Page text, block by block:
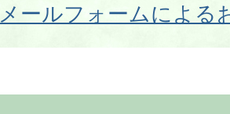
メールフォームによる